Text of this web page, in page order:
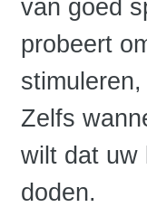
van goed
probeert
Zelfs
wilt dat uw
doden.